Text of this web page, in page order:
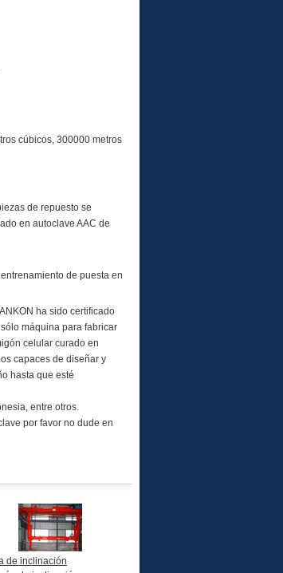
cúbicos, 300000 metros
de repuesto se
en autoclave AAC de
de puesta en
ha sido certificado
máquina para fabricar
celular curado en
capaces de diseñar y
hasta que esté
entre otros.
por favor no dude en
de inclinación